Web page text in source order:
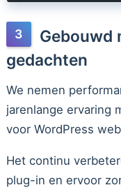
Gebouwd
gedachten
We nemen
jarenlange ervaring
voor WordPress
Het continu
plug-in en ervoor